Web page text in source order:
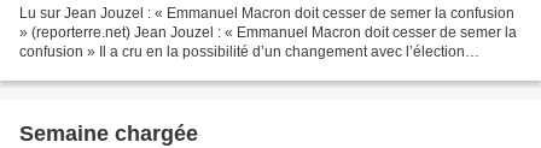
Lu sur Jean Jouzel : « Emmanuel Macron doit cesser de semer la confusion
» (reporterre.net) Jean Jouzel : « Emmanuel Macron doit cesser de semer la
confusion » Il a cru en la possibilité d’un changement avec l’élection
Semaine chargée